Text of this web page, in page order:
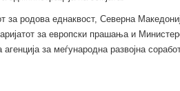
за родова еднаквост, Северна
за европски прашања и
за меѓународна развојна